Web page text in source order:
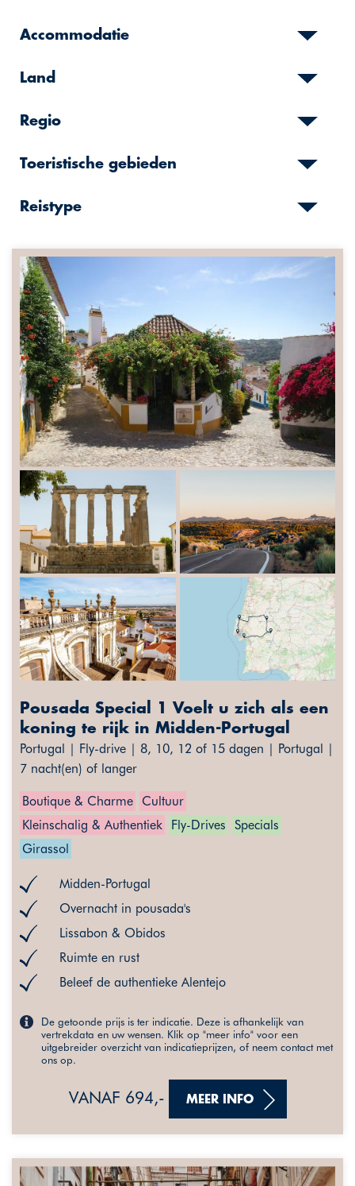
Accommodatie
Land
Regio
Toeristische gebieden
Reistype
Pousada Special 1 Voelt u zich als een
koning te rijk in Midden-Portugal
Portugal | Fly-drive | 8, 10, 12 of 15 dagen | Portugal |
7 nacht(en) of langer
Boutique & Charme Cultuur
Kleinschalig & Authentiek
Fly-Drives
Specials
Girassol
Midden-Portugal
Overnacht in pousada's
Lissabon & Obidos
Ruimte en rust
Beleef de authentieke Alentejo
De getoonde prijs is ter indicatie. Deze is afhankelijk van
vertrekdata en uw wensen. Klik op "meer info" voor een
uitgebreider overzicht van indicatieprijzen, of neem contact met
ons op.
VANAF 694,- MEER INFO